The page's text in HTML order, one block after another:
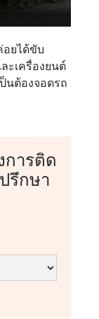
การติด
รึกษา
ยได้ขับ
ะเครื่องยนต์
นต้องจอดรถ